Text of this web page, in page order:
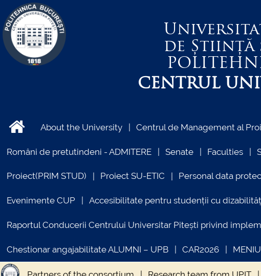
de Știință
CENTRUL
About the University Centrul de Management al
Români de pretutindeni - ADMITERE Senate Faculties
Proiect(PRIM STUD) Proiect SU-ETIC Personal data
Evenimente CUP Accesibilitate pentru studenții cu
Raportul Conducerii Centrului Universitar Pitești privind
Chestionar angajabilitate ALUMNI – UPB CAR2026